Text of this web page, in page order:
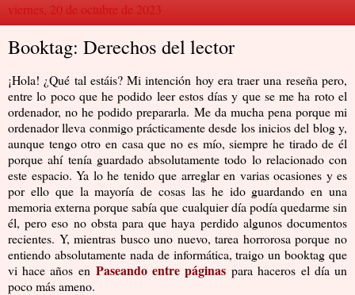
viernes, 20 de octubre de 2023
Booktag: Derechos del lector
¡Hola! ¿Qué tal estáis? Mi intención hoy era traer una reseña pero,
entre lo poco que he podido leer estos días y que se me ha roto el
ordenador, no he podido prepararla. Me da mucha pena porque mi
ordenador lleva conmigo prácticamente desde los inicios del blog y,
aunque tengo otro en casa que no es mío, siempre he tirado de él
porque ahí tenía guardado absolutamente todo lo relacionado con
este espacio. Ya lo he tenido que arreglar en varias ocasiones y es
por ello que la mayoría de cosas las he ido guardando en una
memoria externa porque sabía que cualquier día podía quedarme sin
él, pero eso no obsta para que haya perdido algunos documentos
recientes. Y, mientras busco uno nuevo, tarea horrorosa porque no
entiendo absolutamente nada de informática, traigo un booktag que
vi hace años en Paseando entre páginas para haceros el día un
poco más ameno.